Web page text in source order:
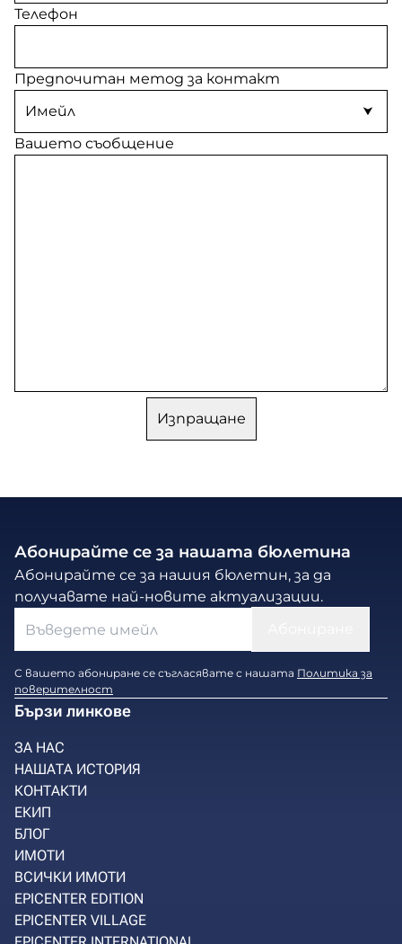
Телефон
Предпочитан метод за контакт
Вашето съобщение
Абонирайте се за нашата бюлетина
Абонирайте се за нашия бюлетин, за да
получавате най-новите актуализации.
С вашето абониране се съгласявате с нашата Политика за
поверителност
Бързи линкове
ЗА НАС
НАШАТА ИСТОРИЯ
КОНТАКТИ
ЕКИП
БЛОГ
ИМОТИ
ВСИЧКИ ИМОТИ
EPICENTER EDITION
EPICENTER VILLAGE